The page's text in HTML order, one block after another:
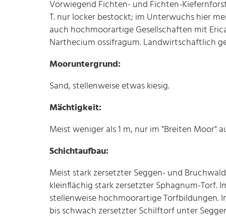
Vorwiegend Fichten- und Fichten-
T. nur locker bestockt; im Unterwuchs hier
auch hochmoorartige Gesellschaften mit
Narthecium ossifragum. Landwirtschaftlich
Mooruntergrund:
Sand, stellenweise etwas kiesig.
Mächtigkeit:
Meist weniger als 1 m, nur im "Breiten Moor"
Schichtaufbau:
Meist stark zersetzter Seggen- und
kleinflächig stark zersetzter Sphagnum-Torf.
stellenweise hochmoorartige Torfbildungen.
bis schwach zersetzter Schilftorf unter